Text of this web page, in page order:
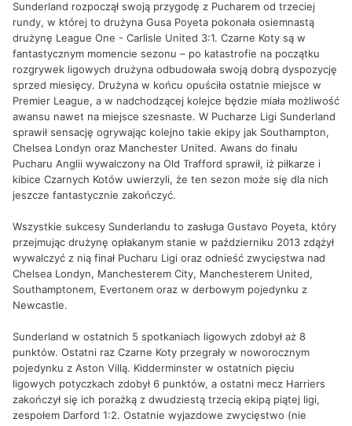
Sunderland rozpoczął swoją przygodę z Pucharem od trzeciej
rundy, w której to drużyna Gusa Poyeta pokonała osiemnastą
drużynę League One - Carlisle United 3:1. Czarne Koty są w
fantastycznym momencie sezonu – po katastrofie na początku
rozgrywek ligowych drużyna odbudowała swoją dobrą dyspozycję
sprzed miesięcy. Drużyna w końcu opuściła ostatnie miejsce w
Premier League, a w nadchodzącej kolejce będzie miała możliwość
awansu nawet na miejsce szesnaste. W Pucharze Ligi Sunderland
sprawił sensację ogrywając kolejno takie ekipy jak Southampton,
Chelsea Londyn oraz Manchester United. Awans do finału
Pucharu Anglii wywalczony na Old Trafford sprawił, iż piłkarze i
kibice Czarnych Kotów uwierzyli, że ten sezon może się dla nich
jeszcze fantastycznie zakończyć.
Wszystkie sukcesy Sunderlandu to zasługa Gustavo Poyeta, który
przejmując drużynę opłakanym stanie w październiku 2013 zdążył
wywalczyć z nią finał Pucharu Ligi oraz odnieść zwycięstwa nad
Chelsea Londyn, Manchesterem City, Manchesterem United,
Southamptonem, Evertonem oraz w derbowym pojedynku z
Newcastle.
Sunderland w ostatnich 5 spotkaniach ligowych zdobył aż 8
punktów. Ostatni raz Czarne Koty przegrały w noworocznym
pojedynku z Aston Villą. Kidderminster w ostatnich pięciu
ligowych potyczkach zdobył 6 punktów, a ostatni mecz Harriers
zakończył się ich porażką z dwudziestą trzecią ekipą piątej ligi,
zespołem Darford 1:2. Ostatnie wyjazdowe zwycięstwo (nie